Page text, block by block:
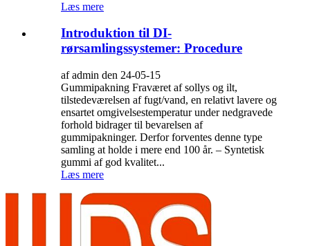
Læs mere
Introduktion til DI-
rørsamlingssystemer: Procedure
af admin den 24-05-15
Gummipakning Fraværet af sollys og ilt,
tilstedeværelsen af ​​fugt/vand, en relativt lavere og
ensartet omgivelsestemperatur under nedgravede
forhold bidrager til bevarelsen af ​​
gummipakninger. Derfor forventes denne type
samling at holde i mere end 100 år. – Syntetisk
gummi af god kvalitet...
Læs mere